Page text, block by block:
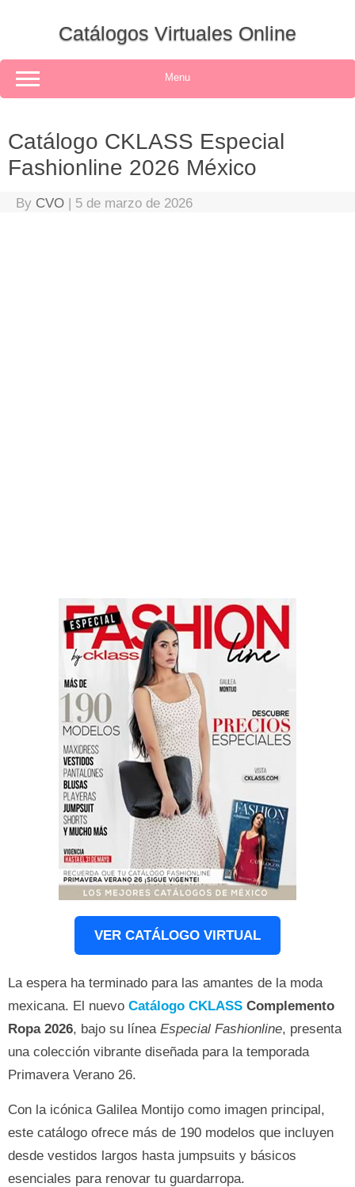
Catálogos Virtuales Online
Menu
Catálogo CKLASS Especial
Fashionline 2026 México
By CVO | 5 de marzo de 2026
VER CATÁLOGO VIRTUAL
La espera ha terminado para las amantes de la moda
mexicana. El nuevo Catálogo CKLASS Complemento
Ropa 2026, bajo su línea Especial Fashionline, presenta
una colección vibrante diseñada para la temporada
Primavera Verano 26.
Con la icónica Galilea Montijo como imagen principal,
este catálogo ofrece más de 190 modelos que incluyen
desde vestidos largos hasta jumpsuits y básicos
esenciales para renovar tu guardarropa.